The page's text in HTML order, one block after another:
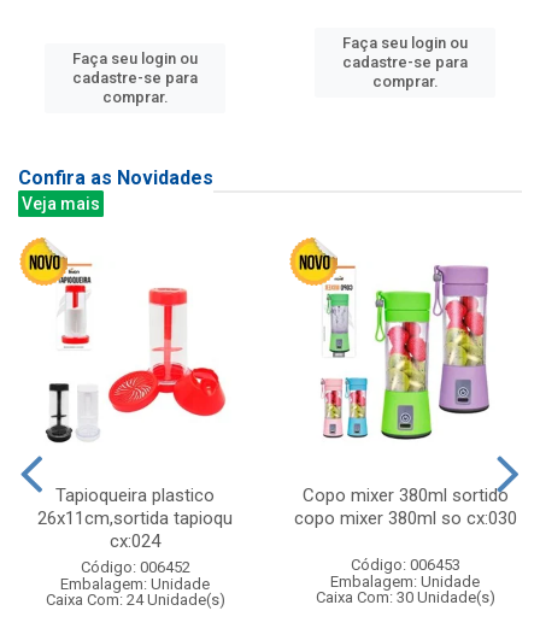
Faça seu login ou
cadastre-se para
comprar.
Faça seu login ou
cadastre-se para
comprar.
Confira as Novidades
Veja mais
Tapioqueira plastico
26x11cm,sortida tapioqu
cx:024
Código: 006452
Embalagem: Unidade
Caixa Com: 24 Unidade(s)
Copo mixer 380ml sortido
copo mixer 380ml so cx:030
Código: 006453
Embalagem: Unidade
Caixa Com: 30 Unidade(s)